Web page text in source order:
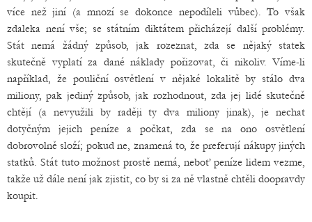
více než jiní (a mnozí se dokonce nepodíleli vůbec). To však
zdaleka není vše; se státním diktátem přicházejí další problémy.
Stát nemá žádný způsob, jak rozeznat, zda se nějaký statek
skutečně vyplatí za dané náklady pořizovat, či nikoliv. Víme-li
například, že pouliční osvětlení v nějaké lokalitě by stálo dva
miliony, pak jediný způsob, jak rozhodnout, zda jej lidé skutečně
chtějí (a nevyužili by raději ty dva miliony jinak), je nechat
dotyčným jejich peníze a počkat, zda se na ono osvětlení
dobrovolně složí; pokud ne, znamená to, že preferují nákupy jiných
statků. Stát tuto možnost prostě nemá, neboť peníze lidem vezme,
takže už dále není jak zjistit, co by si za ně vlastně chtěli doopravdy
koupit.